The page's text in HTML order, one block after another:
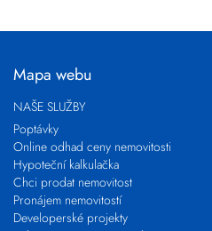
Mapa webu
NAŠE SLUŽBY
Poptávky
Online odhad ceny nemovitosti
Hypoteční kalkulačka
Chci prodat nemovitost
Pronájem nemovitostí
Developerské projekty